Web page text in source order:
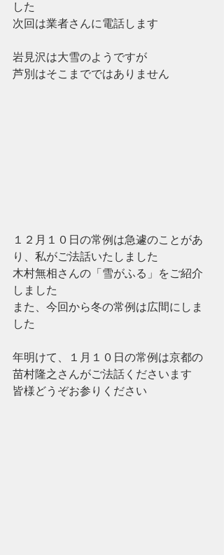
した
次回は業者さんに電話します
岩見沢は大雪のようですが
芦別はそこまでではありません
１２月１０日の常例は急遽のことがあ
り、私がご法話いたしました
木村無相さんの「雪がふる」をご紹介
しました
また、今回から冬の常例は広間にしま
した
年明けて、１月１０日の常例は京都の
苗村隆之さんがご法話くださいます
皆様どうぞお参りください